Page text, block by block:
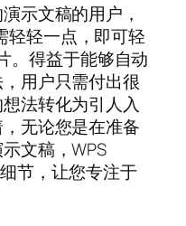
示文稿的用户，
轻轻一点，即可轻
。得益于能够自动
用户只需付出很
法转化为引人入
无论您是在准备
文稿，WPS
节，让您专注于